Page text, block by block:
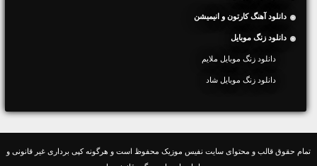
دانلود آهنگ کارتون و انیمیشن
دانلود زنگ موبایل
دانلود زنگ موبایل ملایم
دانلود زنگ موبایل شاد
تمام حقوق قالب و محتوای سایت نفیس موزیک محفوظ است و هرگونه کپی برداری غیر قانونی و